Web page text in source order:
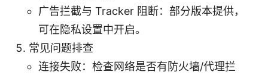
广告拦截与 Tracker 阻断：部分版本提供，
可在隐私设置中开启。
常见问题排查
连接失败：检查网络是否有防火墙/代理拦